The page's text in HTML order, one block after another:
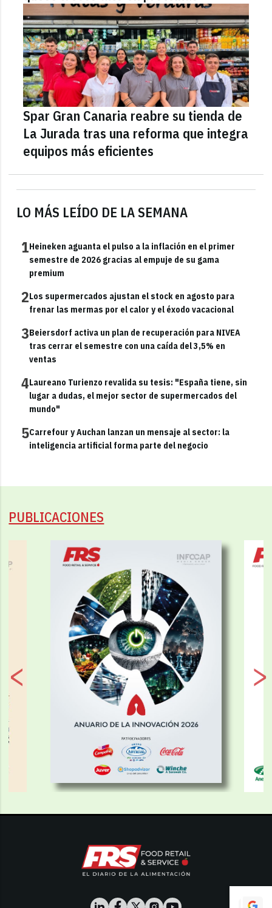
LO MÁS LEÍDO DE LA SEMANA
1Heineken aguanta el pulso a la inflación en el primer
semestre de 2026 gracias al empuje de su gama
premium
2Los supermercados ajustan el stock en agosto para
frenar las mermas por el calor y el éxodo vacacional
3Beiersdorf activa un plan de recuperación para NIVEA
tras cerrar el semestre con una caída del 3,5% en
ventas
4Laureano Turienzo revalida su tesis: "España tiene, sin
lugar a dudas, el mejor sector de supermercados del
mundo"
5Carrefour y Auchan lanzan un mensaje al sector: la
inteligencia artificial forma parte del negocio
Spar Gran Canaria reabre su tienda de
La Jurada tras una reforma que integra
equipos más eficientes
PUBLICACIONES